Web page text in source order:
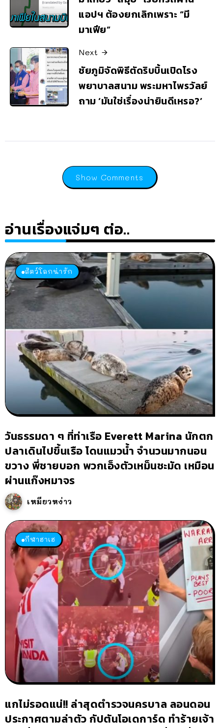
แอปฯ ต้องยกเลิกเพราะ “มี
มาเฟีย”
Next
ชัยภูมิจัดพิธีตัดริบบิ้นเปิดโรง
พยาบาลสนาม พระมหาไพรวัลย์
ถาม ‘มันใช่เรื่องน่ายินดีเหรอ?’
Show Comments
อ่านเรื่องแจ่มๆ ต่อ..
สัตว์โลกน่ารัก
วันธรรมดา ๆ ที่ท่าเรือ Everett Marina นักตก
ปลาเดินไปขึ้นเรือ โดนแมวน้ำ จำนวนมากนอน
ขวาง พี่ชายบอก พวกเอ็งตัวเหม็นชะมัด เหมือน
ผ่านแก๊งหมาจร
เหมียวหง่าว
กีฬาฮาเฮ
แกไม่รอดแน่!! ล่าสุดตำรวจนครบาล ลอนดอน
ประกาศตามล่าตัว กัปตันโอเดการ์ด ทำร้ายเจ้า